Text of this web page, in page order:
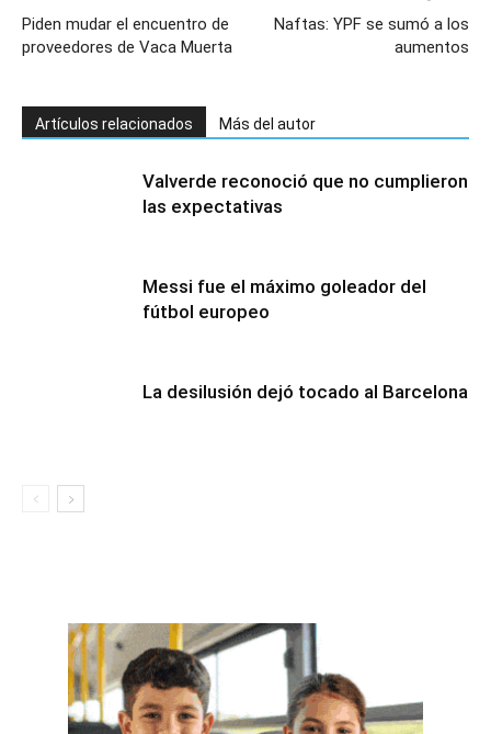
Piden mudar el encuentro de
proveedores de Vaca Muerta
Naftas: YPF se sumó a los
aumentos
Artículos relacionados Más del autor
Valverde reconoció que no cumplieron
las expectativas
Messi fue el máximo goleador del
fútbol europeo
La desilusión dejó tocado al Barcelona